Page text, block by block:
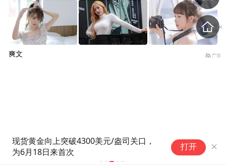
现货黄金向上突破4300美元/盎司关口，
为6月18日来首次
2026年上
打开
爽文